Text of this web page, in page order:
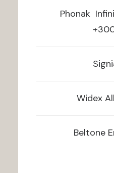
Phonak
Widex
Beltone